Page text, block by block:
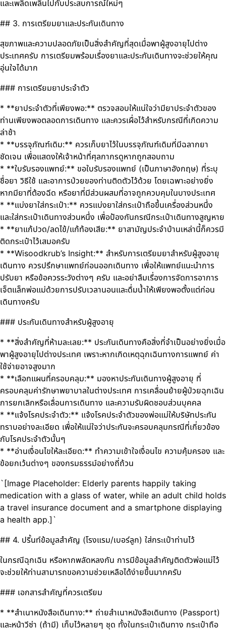
และเพลิดเพลินไปกับประสบการณ์ใหม่ๆ
## 3. การเตรียมยาและประกันเดินทาง
สุขภาพและความปลอดภัยเป็นสิ่งสำคัญที่สุดเมื่อพาผู้สูงอายุไปต่าง
ประเทศครับ การเตรียมพร้อมเรื่องยาและประกันเดินทางจะช่วยให้คุณ
อุ่นใจได้มาก
### การเตรียมยาประจำตัว
* **ยาประจำตัวที่เพียงพอ:** ตรวจสอบให้แน่ใจว่ามียาประจำตัวของ
ท่านเพียงพอตลอดการเดินทาง และควรเผื่อไว้สำหรับกรณีที่เกิดความ
ล่าช้า
* **บรรจุภัณฑ์เดิม:** ควรเก็บยาไว้ในบรรจุภัณฑ์เดิมที่มีฉลากยา
ชัดเจน เพื่อแสดงให้เจ้าหน้าที่ศุลกากรดูหากถูกสอบถาม
* **ใบรับรองแพทย์:** ขอใบรับรองแพทย์ (เป็นภาษาอังกฤษ) ที่ระบุ
ชื่อยา วิธีใช้ และอาการป่วยของท่านติดตัวไว้ด้วย โดยเฉพาะอย่างยิ่ง
หากมียาที่ต้องฉีด หรือยาที่มีส่วนผสมที่อาจถูกควบคุมในบางประเทศ
* **แบ่งยาใส่กระเป๋า:** ควรแบ่งยาใส่กระเป๋าถือขึ้นเครื่องส่วนหนึ่ง
และใส่กระเป๋าเดินทางส่วนหนึ่ง เพื่อป้องกันกรณีกระเป๋าเดินทางสูญหาย
* **ยาแก้ปวด/ลดไข้/แก้ท้องเสีย:** ยาสามัญประจำบ้านเหล่านี้ก็ควรมี
ติดกระเป๋าไว้เสมอครับ
* **Wisoodkrub’s Insight:** สำหรับการเตรียมยาสำหรับผู้สูงอายุ
เดินทาง ควรปรึกษาแพทย์ก่อนออกเดินทาง เพื่อให้แพทย์แนะนำการ
ปรับยา หรือข้อควรระวังต่างๆ ครับ และอย่าลืมเรื่องการจัดการอาการ
เจ็ตแล็กพ่อแม่ด้วยการปรับเวลานอนและดื่มน้ำให้เพียงพอตั้งแต่ก่อน
เดินทางครับ
### ประกันเดินทางสำหรับผู้สูงอายุ
* **สิ่งสำคัญที่ห้ามละเลย:** ประกันเดินทางคือสิ่งที่จำเป็นอย่างยิ่งเมื่อ
พาผู้สูงอายุไปต่างประเทศ เพราะหากเกิดเหตุฉุกเฉินทางการแพทย์ ค่า
ใช้จ่ายอาจสูงมาก
* **เลือกแผนที่ครอบคลุม:** มองหาประกันเดินทางผู้สูงอายุ ที่
ครอบคลุมค่ารักษาพยาบาลในต่างประเทศ การเคลื่อนย้ายผู้ป่วยฉุกเฉิน
การยกเลิกหรือเลื่อนการเดินทาง และความรับผิดชอบส่วนบุคคล
* **แจ้งโรคประจำตัว:** แจ้งโรคประจำตัวของพ่อแม่ให้บริษัทประกัน
ทราบอย่างละเอียด เพื่อให้แน่ใจว่าประกันจะครอบคลุมกรณีที่เกี่ยวข้อง
กับโรคประจำตัวนั้นๆ
* **อ่านเงื่อนไขให้ละเอียด:** ทำความเข้าใจเงื่อนไข ความคุ้มครอง และ
ข้อยกเว้นต่างๆ ของกรมธรรม์อย่างถี่ถ้วน
`[Image Placeholder: Elderly parents happily taking
medication with a glass of water, while an adult child holds
a travel insurance document and a smartphone displaying
a health app.]`
## 4. ปริ้นท์ข้อมูลสำคัญ (โรงแรม/เบอร์ลูก) ใส่กระเป๋าท่านไว้
ในกรณีฉุกเฉิน หรือหากพลัดหลงกัน การมีข้อมูลสำคัญติดตัวพ่อแม่ไว้
จะช่วยให้ท่านสามารถขอความช่วยเหลือได้ง่ายขึ้นมากครับ
### เอกสารสำคัญที่ควรเตรียม
* **สำเนาหนังสือเดินทาง:** ถ่ายสำเนาหนังสือเดินทาง (Passport)
และหน้าวีซ่า (ถ้ามี) เก็บไว้หลายๆ ชุด ทั้งในกระเป๋าเดินทาง กระเป๋าถือ